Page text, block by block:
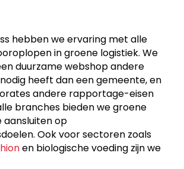
hebben we ervaring met alle
in groene logistiek. We
duurzame webshop andere
heeft dan een gemeente, en
andere rapportage-eisen
branches bieden we groene
aansluiten op
Ook voor sectoren zoals
en biologische voeding zijn we